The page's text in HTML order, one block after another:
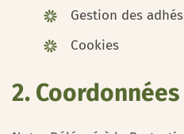
Gestion des
Cookies
2.